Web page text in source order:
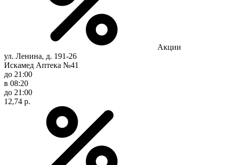
Акции
ул. Ленина, д. 191-26
Искамед Аптека №41
до 21:00
в 08:20
до 21:00
12,74 р.